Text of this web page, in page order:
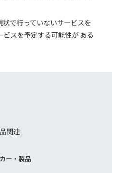
状で行っていないサービスを
ビスを予定する可能性が ある
関連
ー・製品